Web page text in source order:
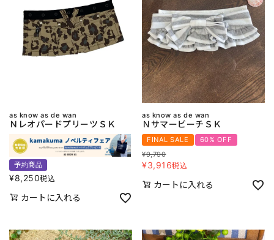
as know as de wan
ＮレオパードプリーツＳＫ
予約商品
¥8,250税込
カートに入れる
as know as de wan
ＮサマービーチＳＫ
FINAL SALE
60% OFF
¥9,790
¥3,916税込
カートに入れる